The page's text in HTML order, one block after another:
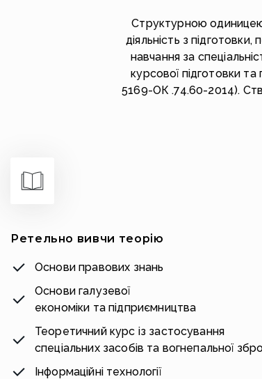
Структурною одиницею
діяльність з
навчання за
курсової підготовки
5169-ОК .74.60-2014).
Ретельно вивчи теорію
Основи правових знань
Основи галузевої
економіки та підприємництва
Теоретичний курс із застосування
спеціальних засобів та вогнепальної
Інформаційні технології